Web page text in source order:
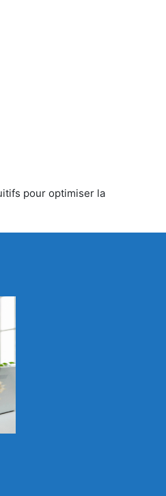
pour optimiser la